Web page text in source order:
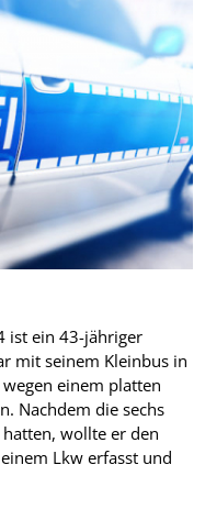
ist ein 43-jähriger
mit seinem Kleinbus in
einem platten
Nachdem die sechs
wollte er den
Lkw erfasst und